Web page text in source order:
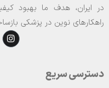
در ایران، هدف ما بهبود
راهکارهای نوین در پزشکی
دسترسی سریع